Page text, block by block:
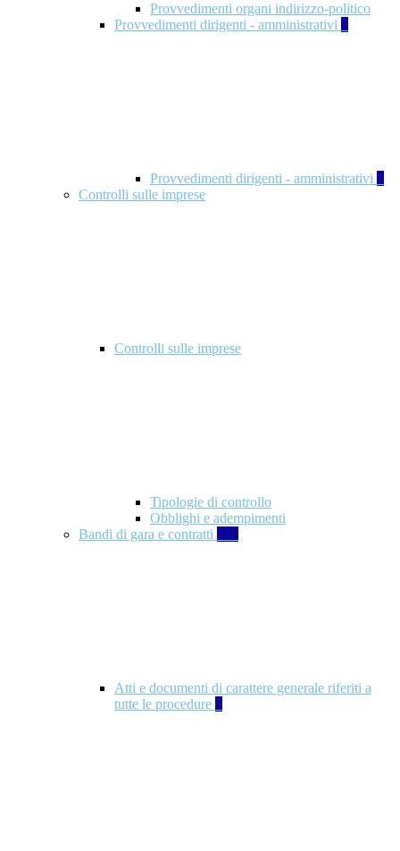
Provvedimenti organi indirizzo-politico
Provvedimenti dirigenti - amministrativi 3
Provvedimenti dirigenti - amministrativi 1
Controlli sulle imprese
Controlli sulle imprese
Tipologie di controllo
Obblighi e adempimenti
Bandi di gara e contratti 326
Atti e documenti di carattere generale riferiti a
tutte le procedure 5